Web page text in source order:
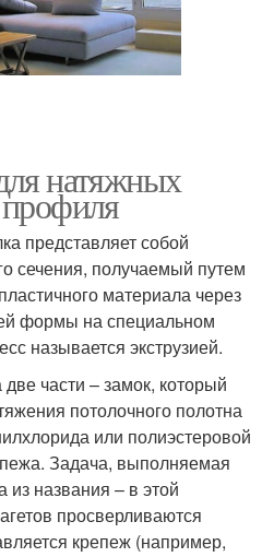
натяжных
представляет собой
сечения, получаемый путем
материала через
формы на специальном
называется экструзией.
части – замок, который
потолочного полотна
или полиэстеровой
Задача, выполняемая
из названия – в этой
просверливаются
крепеж (например,